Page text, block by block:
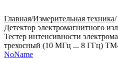
Главная/Измерительная техника/
Детектор электромагнитного
Тестер интенсивности
трехосный (10 МГц ... 8 ГГц)
NoName